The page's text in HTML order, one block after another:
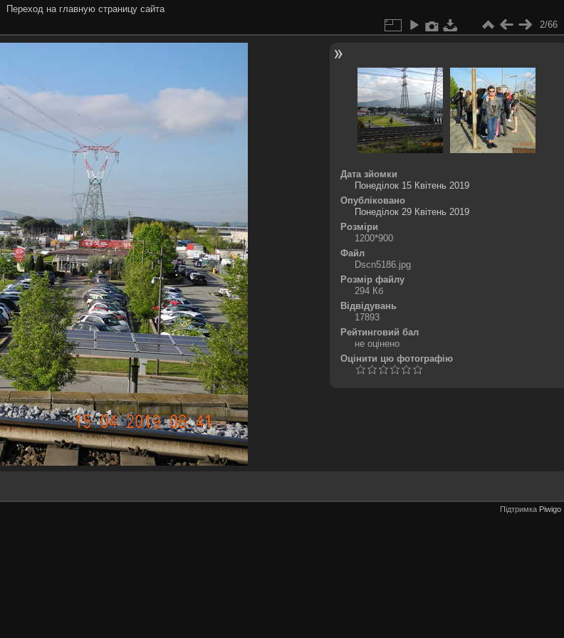
Переход на главную страницу сайта
2/66
Дата зйомки
Понеділок 15 Квітень 2019
Опубліковано
Понеділок 29 Квітень 2019
Розміри
1200*900
Файл
Dscn5186.jpg
Розмір файлу
294 Кб
Відвідувань
17893
Рейтинговий бал
не оцінено
Оцінити цю фотографію
Підтримка Piwigo